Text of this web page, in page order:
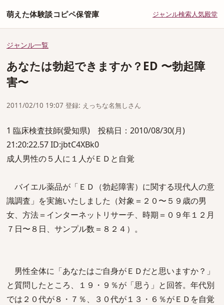
萌えた体験談コピペ保管庫 ジャンル検索人気殿堂
ジャンル一覧
あなたは勃起できますか？ED 〜勃起障
害〜
2011/02/10 19:07 登録: えっちな名無しさん
1 臨床検査技師(愛知県) 投稿日：2010/08/30(月)
21:20:22.57 ID:jbtC4XBk0
成人男性の５人に１人がＥＤと自覚
バイエル薬品が「ＥＤ（勃起障害）に関する現代人の意
識調査」を実施いたしました（対象＝２０〜５９歳の男
女、方法＝インターネットリサーチ、時期＝０９年１２月
７日〜８日、サンプル数＝８２４）。
男性全体に「あなたはご自身がＥＤだと思いますか？」
と質問したところ、１９・９％が「思う」と回答。年代別
では２０代が８・７％、３０代が１３・６％がＥＤを自覚